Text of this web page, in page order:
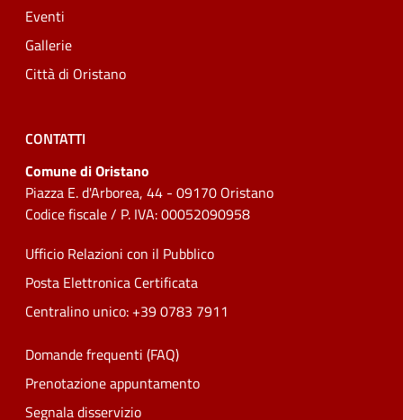
Eventi
Gallerie
Città di Oristano
CONTATTI
Comune di Oristano
Piazza E. d'Arborea, 44 - 09170 Oristano
Codice fiscale / P. IVA: 00052090958
Ufficio Relazioni con il Pubblico
Posta Elettronica Certificata
Centralino unico: +39 0783 7911
Domande frequenti (FAQ)
Prenotazione appuntamento
Segnala disservizio